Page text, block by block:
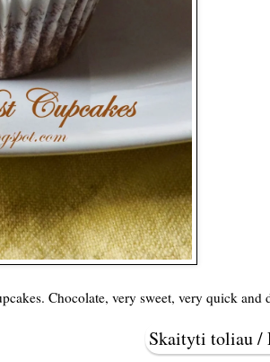
Chocolate, very sweet, very quick and
Skaityti toliau /